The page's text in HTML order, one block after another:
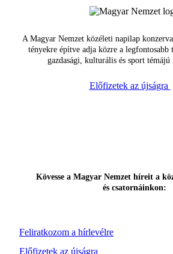
A Magyar Nemzet közéleti napilap
tényekre építve adja közre a
gazdasági, kulturális és sport
Előfizetek az újságra
Feliratkozom a hírlevélre
Kövesse a Magyar Nemzet híreit a
és csatornáinkon:
Előfizetek az újságra